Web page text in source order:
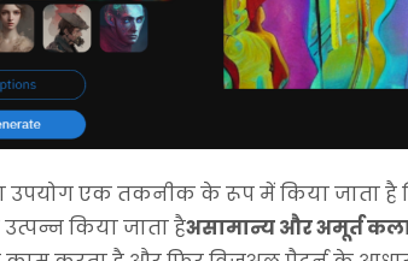
उपयोग एक तकनीक के रूप में किया जाता है
किया जाता हैअसामान्य और अमूर्त